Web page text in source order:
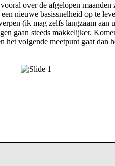
over de afgelopen
nieuwe basissnelheid op te
(ik mag zelfs langzaam aan
gaan steeds makkelijker.
het volgende meetpunt gaat dan